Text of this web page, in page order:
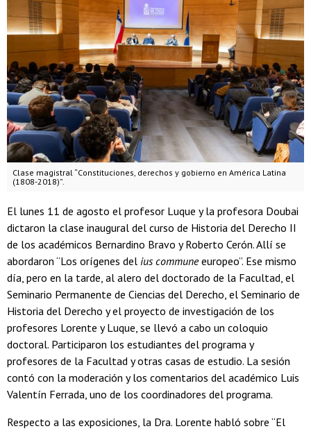
Clase magistral “Constituciones, derechos y gobierno en América Latina
(1808-2018)”.
El lunes 11 de agosto el profesor Luque y la profesora Doubai
dictaron la clase inaugural del curso de Historia del Derecho II
de los académicos Bernardino Bravo y Roberto Cerón. Allí se
abordaron “Los orígenes del ius communeeuropeo”. Ese mismo
día, pero en la tarde, al alero del doctorado de la Facultad, el
Seminario Permanente de Ciencias del Derecho, el Seminario de
Historia del Derecho y el proyecto de investigación de los
profesores Lorente y Luque, se llevó a cabo un coloquio
doctoral. Participaron los estudiantes del programa y
profesores de la Facultad y otras casas de estudio. La sesión
contó con la moderación y los comentarios del académico Luis
Valentín Ferrada, uno de los coordinadores del programa.
Respecto a las exposiciones, la Dra. Lorente habló sobre “El